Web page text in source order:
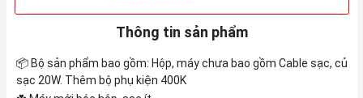
Thông tin sản phẩm
📦 Bộ sản phẩm bao gồm: Hộp, máy chưa bao gồm Cable sạc, củ
sạc 20W. Thêm bộ phụ kiện 400K